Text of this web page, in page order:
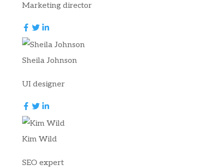
Marketing director
Sheila Johnson
UI designer
Kim Wild
SEO expert